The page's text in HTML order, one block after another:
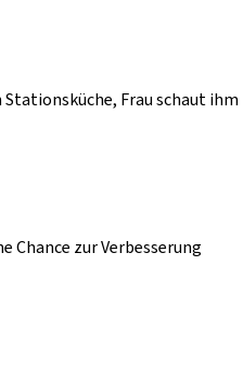
Frau schaut ihm
Chance zur Verbesserung